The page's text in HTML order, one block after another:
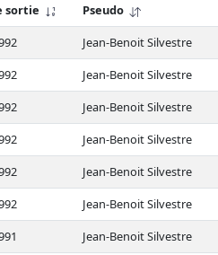
sortie Pseudo
Jean-Benoit Silvestre
Jean-Benoit Silvestre
Jean-Benoit Silvestre
Jean-Benoit Silvestre
Jean-Benoit Silvestre
Jean-Benoit Silvestre
Jean-Benoit Silvestre